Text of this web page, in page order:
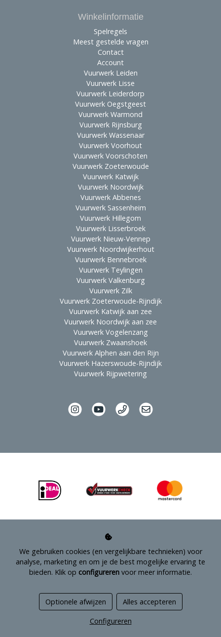
We gebruiken cookies (en vergelijkbare technieken) voor
analyse, marketing en om je de best mogelijke ervaring te
bieden. Klik op configureren voor meer informatie.
Optionele afwijzen Alles accepteren
Configureren
Winkelinformatie
Spelregels
Meest gestelde vragen
Contact
Account
Vuurwerk Leiden
Vuurwerk Lisse
Vuurwerk Leiderdorp
Vuurwerk Oegstgeest
Vuurwerk Warmond
Vuurwerk Rijnsburg
Vuurwerk Wassenaar
Vuurwerk Voorhout
Vuurwerk Voorschoten
Vuurwerk Zoeterwoude
Vuurwerk Katwijk
Vuurwerk Noordwijk
Vuurwerk Abbenes
Vuurwerk Sassenheim
Vuurwerk Hillegom
Vuurwerk Lisserbroek
Vuurwerk Nieuw-Vennep
Vuurwerk Noordwijkerhout
Vuurwerk Bennebroek
Vuurwerk Teylingen
Vuurwerk Valkenburg
Vuurwerk Zilk
Vuurwerk Zoeterwoude-Rijndijk
Vuurwerk Katwijk aan zee
Vuurwerk Noordwijk aan zee
Vuurwerk Vogelenzang
Vuurwerk Zwaanshoek
Vuurwerk Alphen aan den Rijn
Vuurwerk Hazerswoude-Rijndijk
Vuurwerk Rijpwetering
Managed hosting
Webshopontwikkeling